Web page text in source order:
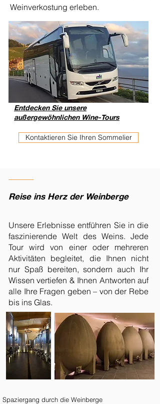
Weinverkostung erleben.
Entdecken Sie unsere
außergewöhnlichen Wine-Tours
Kontaktieren Sie Ihren Sommelier
Reise ins Herz der Weinberge
Unsere Erlebnisse entführen Sie in die
faszinierende Welt des Weins. Jede
Tour wird von einer oder mehreren
Aktivitäten begleitet, die Ihnen nicht
nur Spaß bereiten, sondern auch Ihr
Wissen vertiefen & Ihnen Antworten auf
alle Ihre Fragen geben – von der Rebe
bis ins Glas.
Spaziergang durch die Weinberge